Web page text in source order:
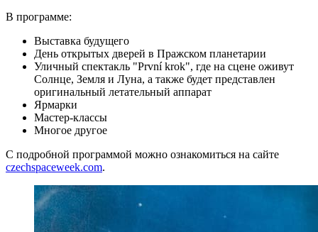
В программе:
Выставка будущего
День открытых дверей в Пражском планетарии
Уличный спектакль "První krok", где на сцене оживут
Солнце, Земля и Луна, а также будет представлен
оригинальный летательный аппарат
Ярмарки
Мастер-классы
Многое другое
С подробной программой можно ознакомиться на сайте
czechspaceweek.com.